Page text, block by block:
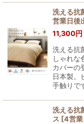
洗える抗
営業日後
11,300円
洗える抗
しゃれな
カバーの
日本製。
手触りで
洗える抗
ス [4営業